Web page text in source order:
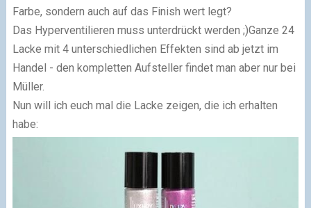
Farbe, sondern auch auf das Finish wert legt?
Das Hyperventilieren muss unterdrückt werden ;)Ganze 24
Lacke mit 4 unterschiedlichen Effekten sind ab jetzt im
Handel - den kompletten Aufsteller findet man aber nur bei
Müller.
Nun will ich euch mal die Lacke zeigen, die ich erhalten
habe: